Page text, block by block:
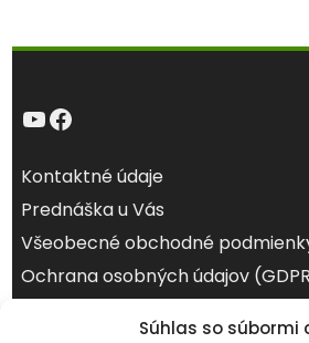
Súhlas so súbormi
YouTube
Facebook
Kontaktné údaje
Prednáška u Vás
Všeobecné obchodné
Ochrana osobných údajov
august 2026